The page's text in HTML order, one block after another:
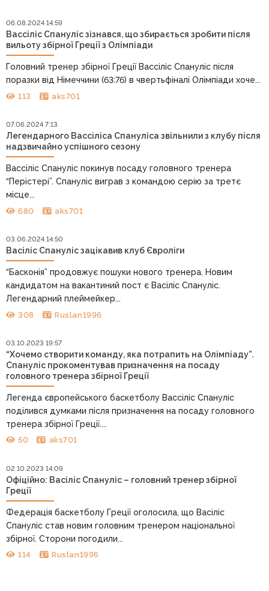
06.08.2024 14:59
Вассіліс Спануліс зізнався, що збирається зробити після
вильоту збірної Греції з Олімпіади
Головний тренер збірної Греції Вассіліс Спануліс після
поразки від Німеччини (63:76) в чвертьфіналі Олімпіади хоче...
113 aks701
07.06.2024 7:13
Легендарного Вассіліса Спануліса звільнили з клубу після
надзвичайно успішного сезону
Вассіліс Спануліс покинув посаду головного тренера
“Перістері”. Спануліс виграв з командою серію за третє
місце...
680 aks701
03.06.2024 14:50
Васіліс Спануліс зацікавив клуб Євроліги
“Басконія” продовжує пошуки нового тренера. Новим
кандидатом на вакантиний пост є Васіліс Спануліс.
Легендарний плеймейкер...
308 Ruslan1996
03.10.2023 19:57
“Хочемо створити команду, яка потрапить на Олімпіаду”.
Спануліс прокоментував призначення на посаду
головного тренера збірної Греції
Легенда європейського баскетболу Вассіліс Спануліс
поділився думками після призначення на посаду головного
тренера збірної Греції....
50 aks701
02.10.2023 14:09
Офіційно: Васіліс Спануліс – головний тренер збірної
Греції
Федерація баскетболу Греції оголосила, що Васіліс
Спануліс став новим головним тренером національної
збірної. Сторони погодили...
114 Ruslan1996